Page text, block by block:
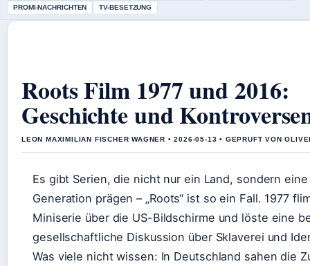
PROMI-NACHRICHTEN
TV-BESETZUNG
Roots Film 1977 und 2016:
Geschichte und
LEON MAXIMILIAN FISCHER WAGNER • 2026-05-13 • GEPRUFT VON
Es gibt Serien, die nicht nur ein Land, sondern
Generation prägen – „Roots“ ist so ein Fall. 1977
Miniserie über die US-Bildschirme und löste eine
gesellschaftliche Diskussion über Sklaverei und
Was viele nicht wissen: In Deutschland sahen die